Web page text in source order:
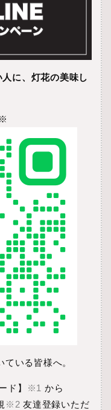
に、灯花の美味し
いる皆様へ。
ド 】 ※1 から
※2 友達登録いただ